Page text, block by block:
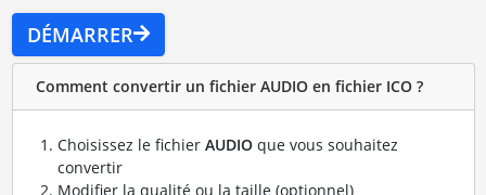
DÉMARRER
Comment convertir un fichier AUDIO en fichier ICO ?
Choisissez le fichier AUDIOque vous souhaitez
convertir
Modifier la qualité ou la taille (optionnel)